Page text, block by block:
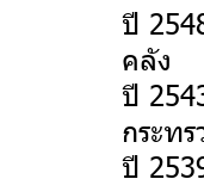
ปี
คลัง
ปี
กระท
ปี